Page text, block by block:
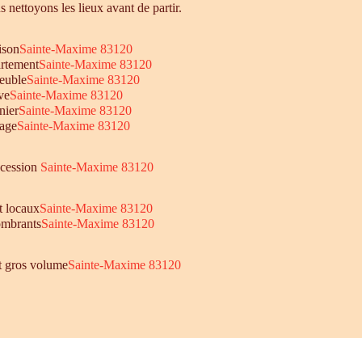
nettoyons les lieux avant de partir.
Sainte-Maxime 83120
Sainte-Maxime 83120
Sainte-Maxime 83120
Sainte-Maxime 83120
Sainte-Maxime 83120
Sainte-Maxime 83120
Sainte-Maxime 83120
locauxSainte-Maxime 83120
Sainte-Maxime 83120
gros volumeSainte-Maxime 83120